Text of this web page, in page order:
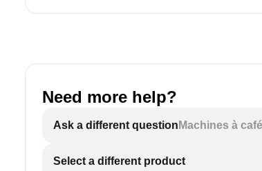
Need more help?
Ask a different question Machines à
Select a different product